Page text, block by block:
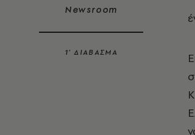
Newsroom
1’ ΔΙΑΒΑΣΜΑ